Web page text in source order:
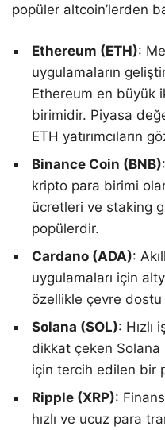
popüler altcoin’lerden
Ethereum (ETH):
uygulamaların
Ethereum en büyük
birimidir. Piyasa
ETH yatırımcıların
Binance Coin (BNB)
kripto para birimi
ücretleri ve staking
popülerdir.
Cardano (ADA):
uygulamaları için
özellikle çevre dostu
Solana (SOL): Hızlı
dikkat çeken Solana
için tercih edilen bir
Ripple (XRP):
hızlı ve ucuz para